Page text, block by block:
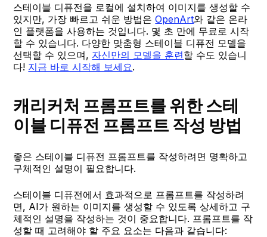
스테이블 디퓨전을 로컬에 설치하여 이미지를 생성할 수
있지만, 가장 빠르고 쉬운 방법은OpenArt와 같은 온라
인 플랫폼을 사용하는 것입니다. 몇 초 만에 무료로 시작
할 수 있습니다. 다양한 맞춤형 스테이블 디퓨전 모델을
선택할 수 있으며, 자신만의 모델을 훈련할 수도 있습니
다! 지금 바로 시작해 보세요.
캐리커처 프롬프트를 위한 스테
이블 디퓨전 프롬프트 작성 방법
좋은 스테이블 디퓨전 프롬프트를 작성하려면 명확하고
구체적인 설명이 필요합니다.
스테이블 디퓨전에서 효과적으로 프롬프트를 작성하려
면, AI가 원하는 이미지를 생성할 수 있도록 상세하고 구
체적인 설명을 작성하는 것이 중요합니다. 프롬프트를 작
성할 때 고려해야 할 주요 요소는 다음과 같습니다: